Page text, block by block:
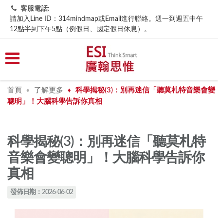
客服電話:
請加入Line ID：314mindmap或Email進行聯絡。週一到週五中午
12點半到下午5點（例假日、國定假日休息）。
首頁 ♦ 了解更多 ♦
科學揭秘(3)：別再迷信「聽莫札特音樂會變
聰明」！大腦科學告訴你真相
科學揭秘(3)：別再迷信「聽莫札特
音樂會變聰明」！大腦科學告訴你
真相
發佈日期：2026-06-02